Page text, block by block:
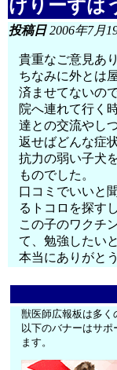
けりーずは
投稿日2006年7月
貴重なご意見あ
ちなみに外とは
済ませてないの
院へ連れて行く
達との交流やし
返せばどんな症
抗力の弱い子犬
ものでした。
口コミでいいと
るトコロを探す
この子のワクチ
て、勉強したい
本当にありがと
獣医師広報板は多く
以下のバナーはサ
ます。